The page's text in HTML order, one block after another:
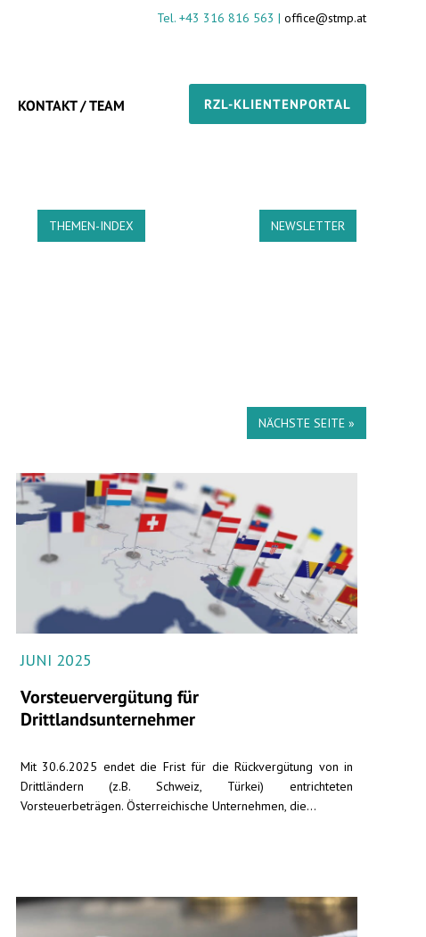
Tel. +43 316 816 563 | office@stmp.at
KONTAKT / TEAM RZL-KLIENTENPORTAL
THEMEN-INDEX NEWSLETTER
NÄCHSTE SEITE »
JUNI 2025
Vorsteuervergütung für
Drittlandsunternehmer
Mit 30.6.2025 endet die Frist für die Rückvergütung von in
Drittländern (z.B. Schweiz, Türkei) entrichteten
Vorsteuerbeträgen. Österreichische Unternehmen, die...